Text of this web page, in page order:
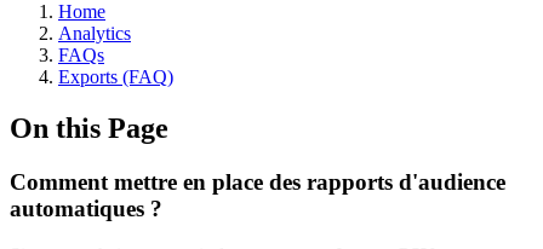
Home
Analytics
FAQs
Exports (FAQ)
On this Page
Comment mettre en place des rapports d'audience
automatiques ?